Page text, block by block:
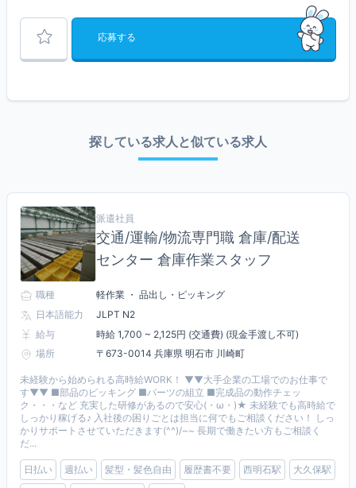
応募する
探している求人と似ている求人
派遣社員
交通/運輸/物流専門職 倉庫/配送
センター 倉庫作業スタッフ
職種
軽作業 ・ 品出し・ピッキング
日本語能力
JLPT N2
給与
時給 1,700 ~ 2,125円 (交通費) (現金手渡し不可)
場所
〒673-0014 兵庫県 明石市 川崎町
未経験から始められる高時給WORK！ ▼▼大手企業の工場でのお仕事で
す▼▼ ■部品のピッキング ■パーツの組立 ■完成品の動作チェッ
ク・・・など 充実した研修があるので安心(・ω・)★ 未経験でも高時給で
しっかり稼げる♪ 入社後の困りごとは担当に何でもご相談ください！ しっ
かりサポートさせていただきます(^^)/~~ 長期で働きたい方もご相談く
だ...
日払い 週払い 髪型・髪色自由 履歴書不要 西明石駅
大久保駅